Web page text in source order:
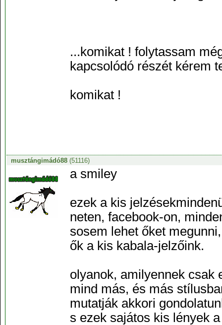
...komikat ! folytassam
kapcsolódó részét kérem
komikat !
musztángimádó88(51116)
a smiley
ezek a kis
neten, facebook-on,
sosem lehet őket megunni,
ők a kis kabala-jelzőink.
olyanok, amilyennek csak
mind más, és más
mutatják akkori
s ezek sajátos kis lények